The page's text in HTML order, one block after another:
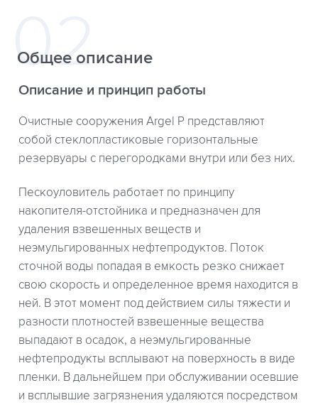
Общее описание
Описание и принцип работы
Очистные сооружения Argel P представляют
собой стеклопластиковые горизонтальные
резервуары с перегородками внутри или без них.
Пескоуловитель работает по принципу
накопителя-отстойника и предназначен для
удаления взвешенных веществ и
неэмульгированных нефтепродуктов. Поток
сточной воды попадая в емкость резко снижает
свою скорость и определенное время находится в
ней. В этот момент под действием силы тяжести и
разности плотностей взвешенные вещества
выпадают в осадок, а неэмульгированные
нефтепродукты всплывают на поверхность в виде
пленки. В дальнейшем при обслуживании осевшие
и всплывшие загрязнения удаляются посредством